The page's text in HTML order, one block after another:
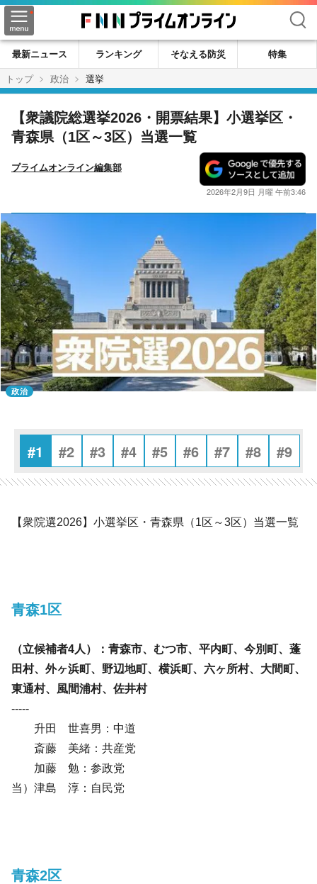
検索
最新ニュース ランキング そなえる防災
特集
トップ
政治 選挙
【衆議院総選挙2026・開票結果】小選挙区・
青森県（1区～3区）当選一覧
プライムオンライン編集部
2026年2月9日 月曜 午前3:46
政治
#1 #2 #3 #4 #5 #6 #7 #8 #9
【衆院選2026】小選挙区・青森県（1区～3区）当選一覧
青森1区
（立候補者4人）：青森市、むつ市、平内町、今別町、蓬
田村、外ヶ浜町、野辺地町、横浜町、六ヶ所村、大間町、
東通村、風間浦村、佐井村
-----
升田 世喜男：中道
斎藤 美緒：共産党
加藤 勉：参政党
当）津島 淳：自民党
青森2区